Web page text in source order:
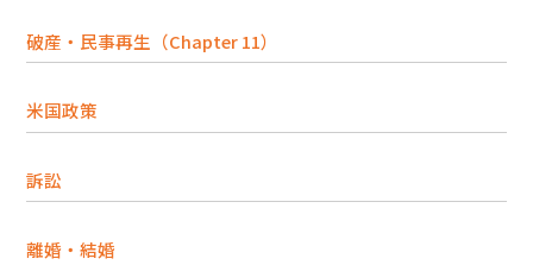
破産・民事再生（Chapter 11）
米国政策
訴訟
離婚・結婚